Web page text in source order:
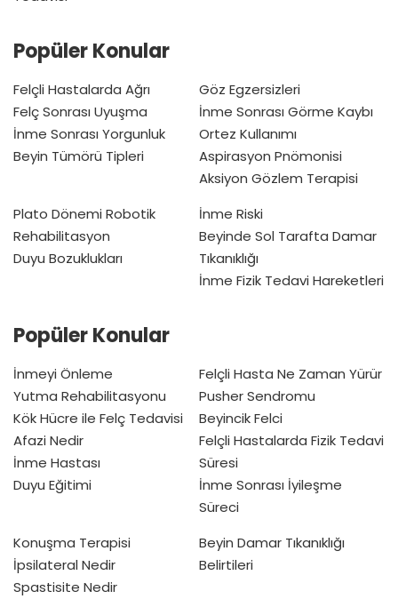
Popüler Konular
Felçli Hastalarda Ağrı
Felç Sonrası Uyuşma
İnme Sonrası Yorgunluk
Beyin Tümörü Tipleri
Göz Egzersizleri
İnme Sonrası Görme Kaybı
Ortez Kullanımı
Aspirasyon Pnömonisi
Aksiyon Gözlem Terapisi
Plato Dönemi Robotik
Rehabilitasyon
Duyu Bozuklukları
İnme Riski
Beyinde Sol Tarafta Damar
Tıkanıklığı
İnme Fizik Tedavi Hareketleri
Popüler Konular
İnmeyi Önleme
Yutma Rehabilitasyonu
Kök Hücre ile Felç Tedavisi
Afazi Nedir
İnme Hastası
Duyu Eğitimi
Felçli Hasta Ne Zaman Yürür
Pusher Sendromu
Beyincik Felci
Felçli Hastalarda Fizik Tedavi
Süresi
İnme Sonrası İyileşme
Süreci
Konuşma Terapisi
İpsilateral Nedir
Spastisite Nedir
Beyin Damar Tıkanıklığı
Belirtileri